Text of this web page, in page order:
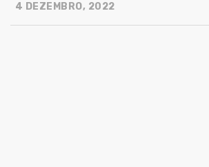
4 DEZEMBRO, 2022